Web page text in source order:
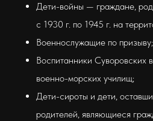
Дети-войны — граждане,
с 1930 г. по 1945 г. на
Военнослужащие по призыву;
Воспитанники Суворовских
военно-морских училищ;
Дети-сироты и дети,
родителей, являющиеся